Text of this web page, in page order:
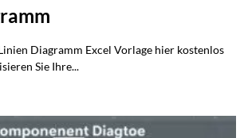
Diagramm Excel Vorlage hier kostenlos
Sie Ihre...